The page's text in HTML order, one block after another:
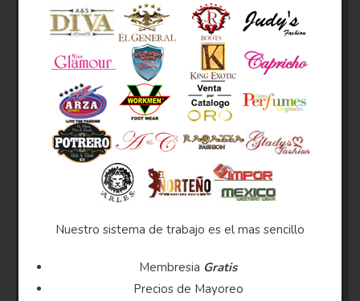
Nuestro sistema de trabajo es el mas sencillo
Membresia Gratis
Precios de Mayoreo